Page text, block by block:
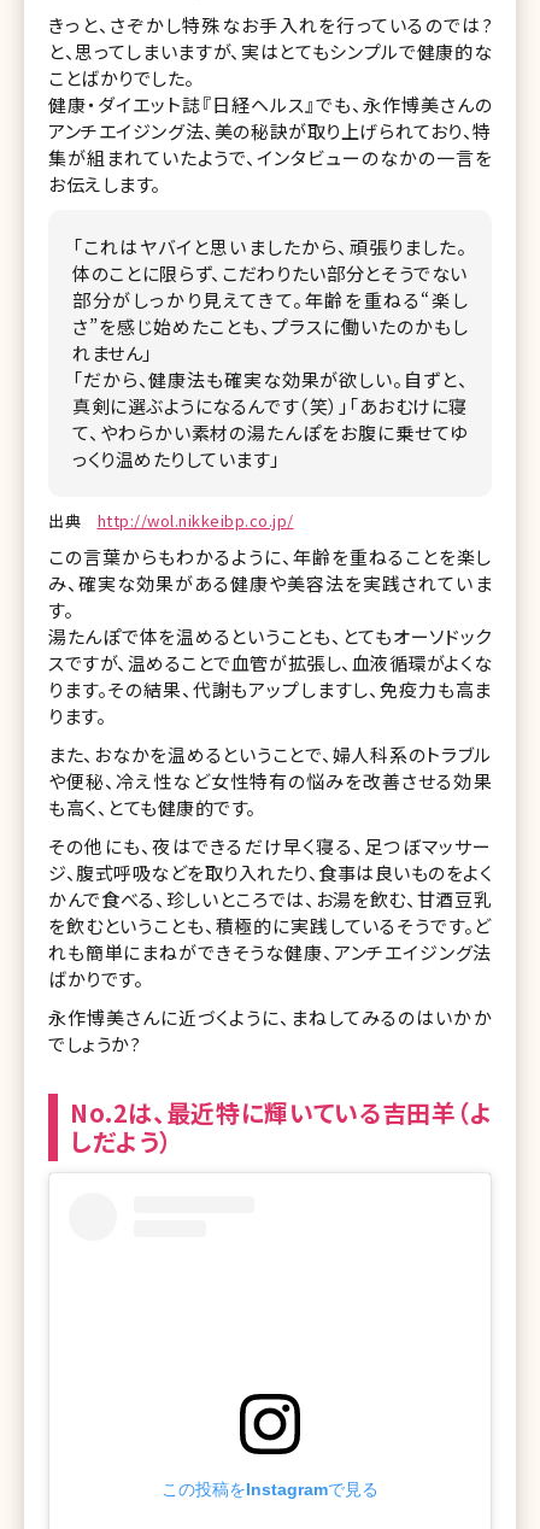
きっと、さぞかし特殊なお手入れを行っているのでは?
と、思ってしまいますが、実はとてもシンプルで健康的な
ことばかりでした。
健康・ダイエット誌『日経ヘルス』でも、永作博美さんの
アンチエイジング法、美の秘訣が取り上げられており、特
集が組まれていたようで、インタビューのなかの一言を
お伝えします。
「これはヤバイと思いましたから、頑張りました。
体のことに限らず、こだわりたい部分とそうでない
部分がしっかり見えてきて。年齢を重ねる“楽し
さ”を感じ始めたことも、プラスに働いたのかもし
れません」
「だから、健康法も確実な効果が欲しい。自ずと、
真剣に選ぶようになるんです（笑）」「あおむけに寝
て、やわらかい素材の湯たんぽをお腹に乗せてゆ
っくり温めたりしています」
出典 http://wol.nikkeibp.co.jp/
この言葉からもわかるように、年齢を重ねることを楽し
み、確実な効果がある健康や美容法を実践されていま
す。
湯たんぽで体を温めるということも、とてもオーソドック
スですが、温めることで血管が拡張し、血液循環がよくな
ります。その結果、代謝もアップしますし、免疫力も高ま
ります。
また、おなかを温めるということで、婦人科系のトラブル
や便秘、冷え性など女性特有の悩みを改善させる効果
も高く、とても健康的です。
その他にも、夜はできるだけ早く寝る、足つぼマッサー
ジ、腹式呼吸などを取り入れたり、食事は良いものをよく
かんで食べる、珍しいところでは、お湯を飲む、甘酒豆乳
を飲むということも、積極的に実践しているそうです。ど
れも簡単にまねができそうな健康、アンチエイジング法
ばかりです。
永作博美さんに近づくように、まねしてみるのはいかか
でしょうか?
No.2は、最近特に輝いている吉田羊（よ
しだよう）
この投稿をInstagramで見る